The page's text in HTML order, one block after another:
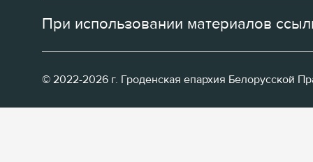
При использовании материалов
© 2022-2026 г. Гроденская епархия Белорусской